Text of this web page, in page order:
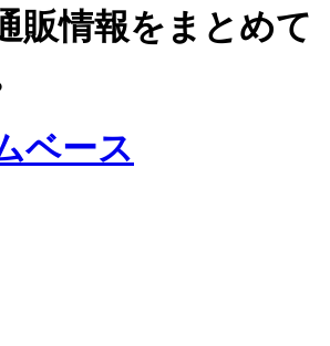
販情報をまとめて
ベース